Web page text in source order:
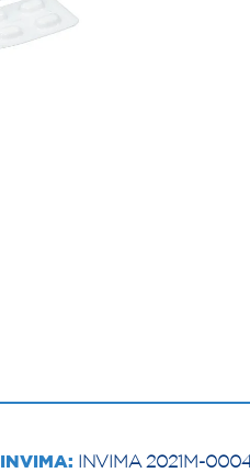
INVIMA: INVIMA 2021M-